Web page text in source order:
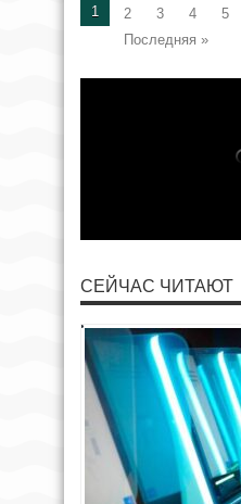
1 2 3 4 5
Последняя »
СЕЙЧАС ЧИТАЮТ